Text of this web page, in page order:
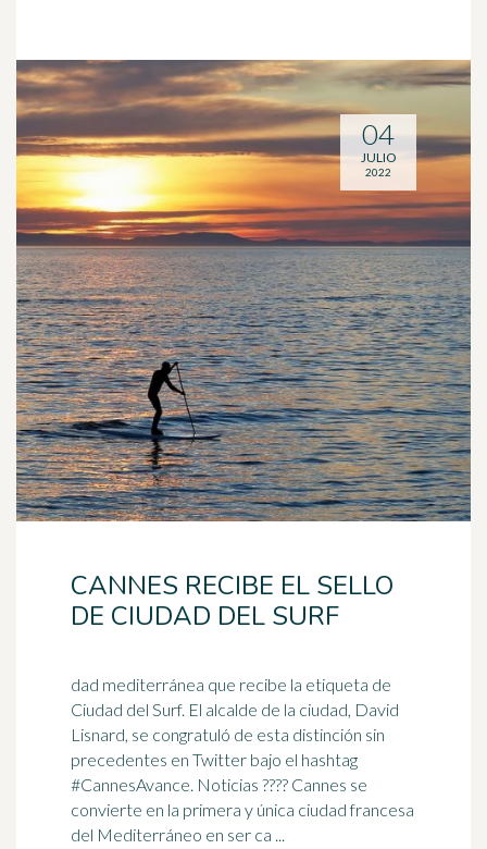
CANNES RECIBE EL SELLO
DE CIUDAD DEL SURF
dad mediterránea que recibe la etiqueta de
Ciudad del Surf. El alcalde de la ciudad, David
Lisnard, se congratuló de esta distinción sin
precedentes en Twitter bajo el hashtag
#CannesAvance. Noticias ???? Cannes se
convierte en la primera y única ciudad francesa
del Mediterráneo en ser ca ...
04
JULIO
2022